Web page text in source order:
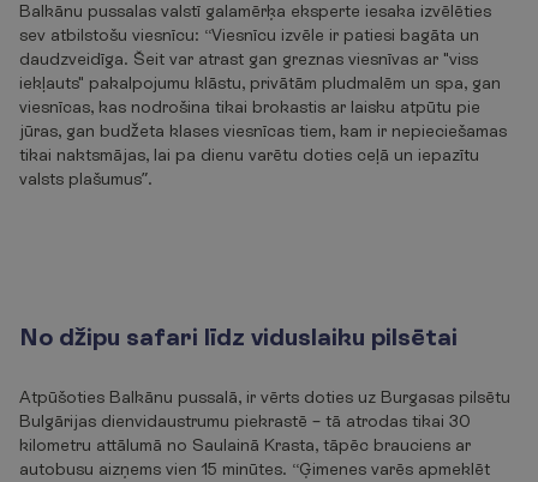
Balkānu pussalas valstī galamērķa eksperte iesaka izvēlēties
sev atbilstošu viesnīcu: “Viesnīcu izvēle ir patiesi bagāta un
daudzveidīga. Šeit var atrast gan greznas viesnīvas ar "viss
iekļauts" pakalpojumu klāstu, privātām pludmalēm un spa, gan
viesnīcas, kas nodrošina tikai brokastis ar laisku atpūtu pie
jūras, gan budžeta klases viesnīcas tiem, kam ir nepieciešamas
tikai naktsmājas, lai pa dienu varētu doties ceļā un iepazītu
valsts plašumus”.
No džipu safari līdz viduslaiku pilsētai
Atpūšoties Balkānu pussalā, ir vērts doties uz Burgasas pilsētu
Bulgārijas dienvidaustrumu piekrastē – tā atrodas tikai 30
kilometru attālumā no Saulainā Krasta, tāpēc brauciens ar
autobusu aizņems vien 15 minūtes. “Ģimenes varēs apmeklēt